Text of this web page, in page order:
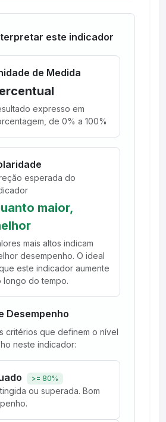
este indicador
de Medida
expresso em
de 0% a 100%
esperada do
maior,
mais altos indicam
desempenho. O ideal
este indicador aumente
longo do tempo.
Desempenho
critérios que definem o nível
neste indicador:
>= 80%
ou superada. Bom